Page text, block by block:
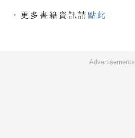
・更多書籍資訊請點此
Advertisements